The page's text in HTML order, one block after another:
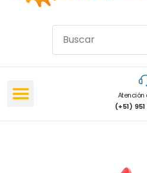
Atención
(+51)